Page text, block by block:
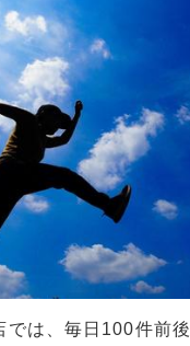
では、毎日100件前